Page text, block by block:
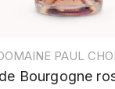
PAUL
Bourgogne